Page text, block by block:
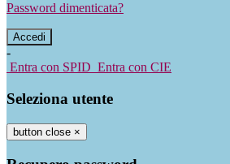
Password dimenticata?
-
Entra con SPID Entra con CIE
Seleziona utente
button close ×